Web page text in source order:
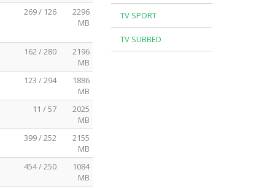
269 / 126
2296
MB
162 / 280
2196
MB
123 / 294
1886
MB
11 / 57
2025
MB
399 / 252
2155
MB
454 / 250
1084
MB
TV SPORT
TV SUBBED